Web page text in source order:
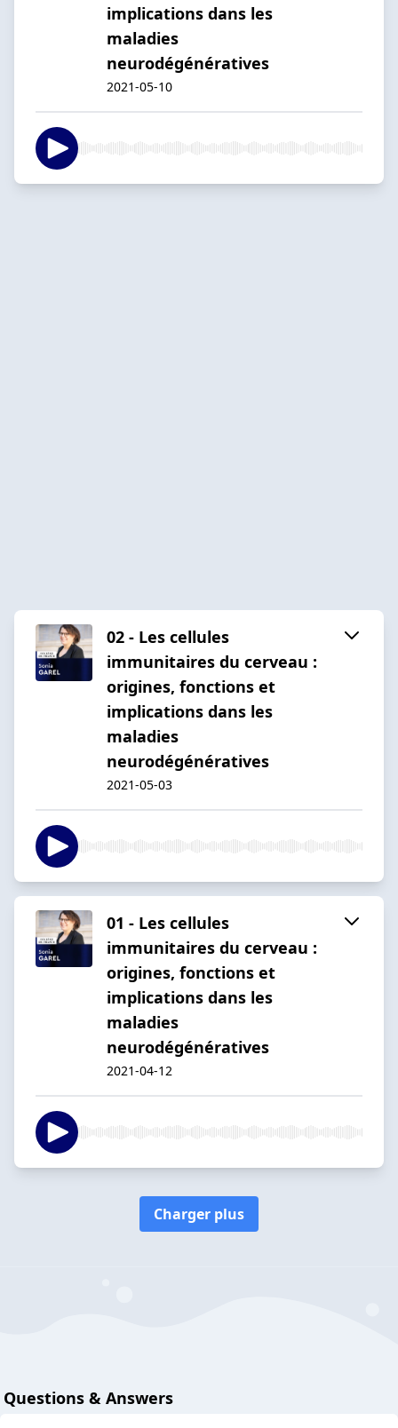
implications dans les
maladies
neurodégénératives
2021-05-10
02 - Les cellules
immunitaires du cerveau :
origines, fonctions et
implications dans les
maladies
neurodégénératives
2021-05-03
01 - Les cellules
immunitaires du cerveau :
origines, fonctions et
implications dans les
maladies
neurodégénératives
2021-04-12
Charger plus
Questions & Answers